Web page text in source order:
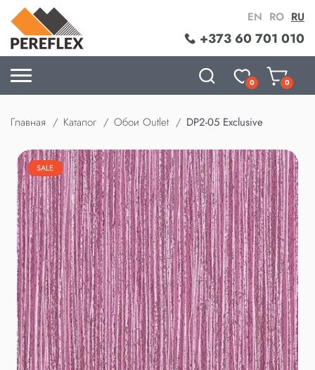
+373 60 701 010
EN RO RU
0 0
Главная Каталог Обои Outlet DP2-05 Exclusive
SALE